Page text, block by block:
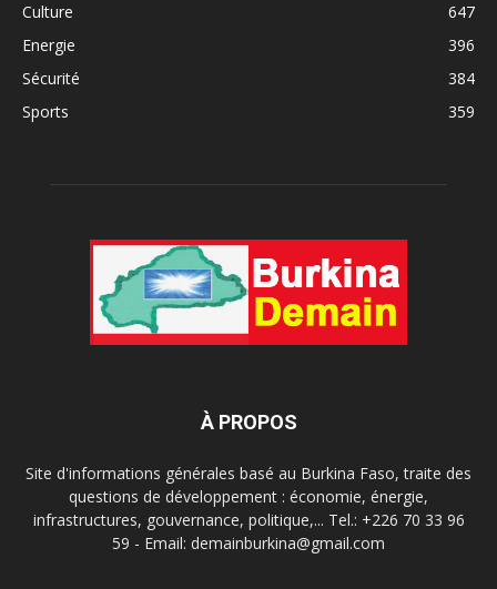
Culture
647
Energie
396
Sécurité
384
Sports
359
À PROPOS
Site d'informations générales basé au Burkina Faso, traite des
questions de développement : économie, énergie,
infrastructures, gouvernance, politique,... Tel.: +226 70 33 96
59 - Email: demainburkina@gmail.com